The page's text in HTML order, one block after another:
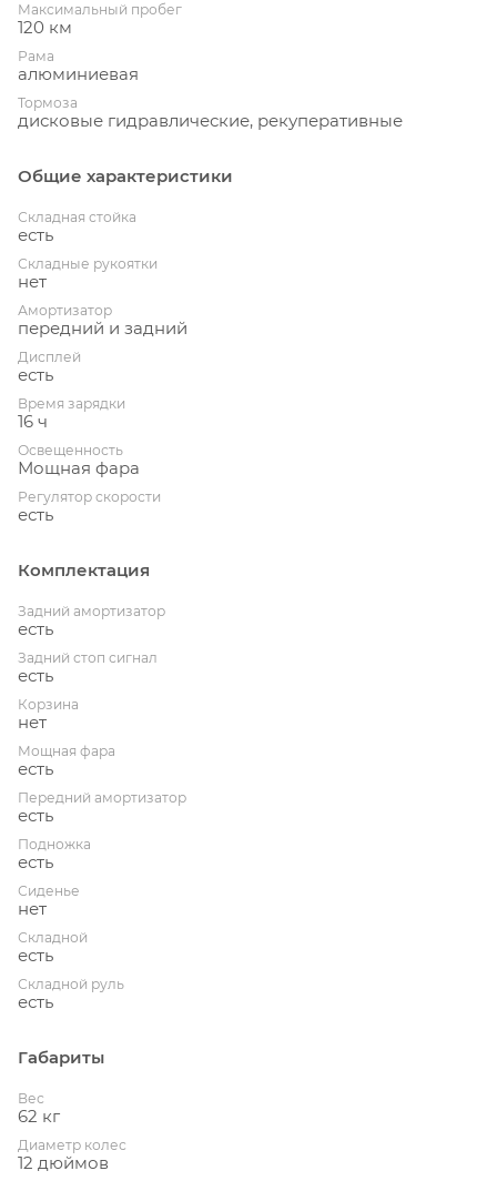
Максимальный пробег
120 км
Рама
алюминиевая
Тормоза
дисковые гидравлические, рекуперативные
Общие характеристики
Складная стойка
есть
Складные рукоятки
нет
Амортизатор
передний и задний
Дисплей
есть
Время зарядки
16 ч
Освещенность
Мощная фара
Регулятор скорости
есть
Комплектация
Задний амортизатор
есть
Задний стоп сигнал
есть
Корзина
нет
Мощная фара
есть
Передний амортизатор
есть
Подножка
есть
Сиденье
нет
Складной
есть
Складной руль
есть
Габариты
Вес
62 кг
Диаметр колес
12 дюймов